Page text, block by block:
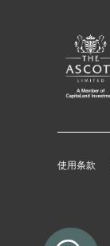
使用条款